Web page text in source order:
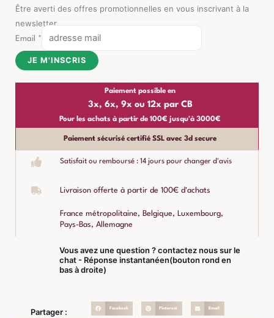
Être averti des offres promotionnelles en vous inscrivant à la
newsletter
Email *
JE M'INSCRIS
Paiement possible en
3x, 6x, 9x ou 12x par CB
Pour les achats à partir de 100€ jusqu'à 3000€
Paiement sécurisé certifié SSL avec 3d secure
Satisfait ou remboursé : 14 jours pour changer d'avis
Livraison offerte à partir de 100€ d'achats
France métropolitaine, Belgique, Luxembourg,
Pays-Bas, Allemagne
Vous avez une question ? contactez nous sur le
chat - Réponse instantanéen(bouton rond en
bas à droite)
Partager : Facebook Pinterest Email